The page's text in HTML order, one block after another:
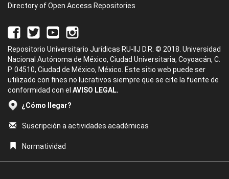
Directory of Open Access Repositories
Repositorio Universitario Jurídicas RU-IIJ D.R. © 2018. Universidad
Nacional Autónoma de México, Ciudad Universitaria, Coyoacán, C.
P. 04510, Ciudad de México, México. Este sitio web puede ser
utilizado con fines no lucrativos siempre que se cite la fuente de
conformidad con el AVISO LEGAL.
¿Cómo llegar?
Suscripción a actividades académicas
Normatividad